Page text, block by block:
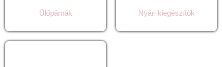
Ülőpárnák Nyári kiegészítők